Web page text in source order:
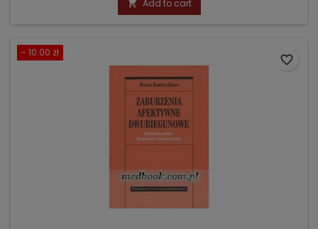
 Add to cart
- 10.00 zł
favorite_border